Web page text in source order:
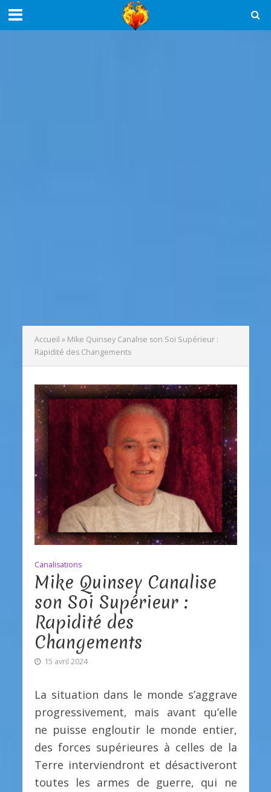
Accueil » Mike Quinsey Canalise son Soi Supérieur :
Rapidité des Changements
Canalisations
Mike Quinsey Canalise
son Soi Supérieur :
Rapidité des
Changements
15 avril 2024
La situation dans le monde s’aggrave
progressivement, mais avant qu’elle
ne puisse engloutir le monde entier,
des forces supérieures à celles de la
Terre interviendront et désactiveront
toutes les armes de guerre, qui ne